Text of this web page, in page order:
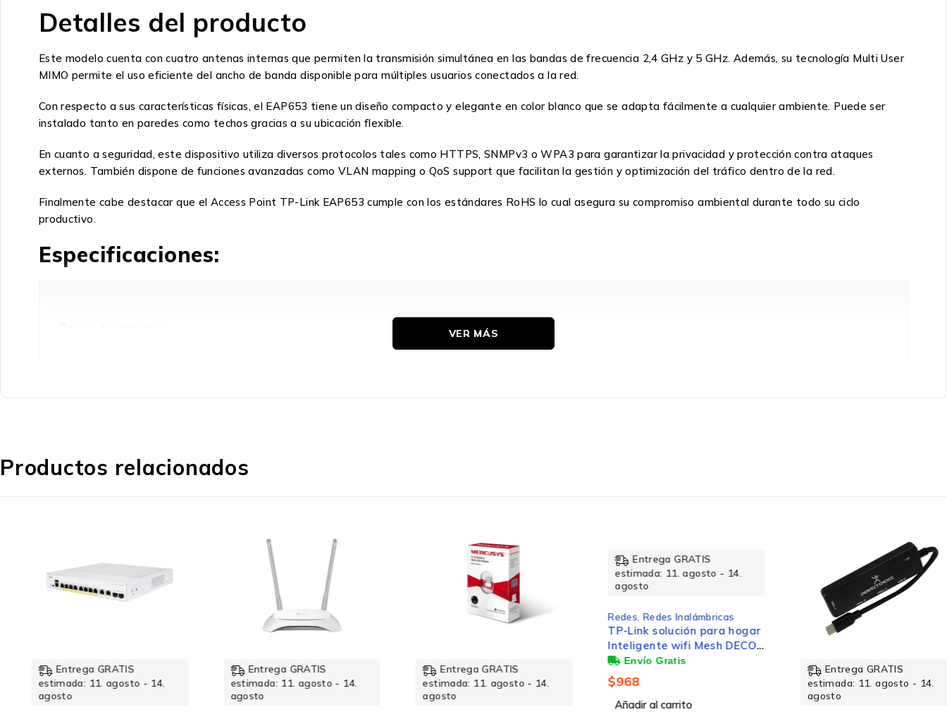
Detalles del producto
Este modelo cuenta con cuatro antenas internas que permiten la transmisión simultánea en las bandas de frecuencia 2,4 GHz y 5 GHz. Además, su tecnología Multi User
MIMO permite el uso eficiente del ancho de banda disponible para múltiples usuarios conectados a la red.
Con respecto a sus características físicas, el EAP653 tiene un diseño compacto y elegante en color blanco que se adapta fácilmente a cualquier ambiente. Puede ser
instalado tanto en paredes como techos gracias a su ubicación flexible.
En cuanto a seguridad, este dispositivo utiliza diversos protocolos tales como HTTPS, SNMPv3 o WPA3 para garantizar la privacidad y protección contra ataques
externos. También dispone de funciones avanzadas como VLAN mapping o QoS support que facilitan la gestión y optimización del tráfico dentro de la red.
Finalmente cabe destacar que el Access Point TP-Link EAP653 cumple con los estándares RoHS lo cual asegura su compromiso ambiental durante todo su ciclo
productivo.
Especificaciones:
Código de Sistema de Armonización (SA)
VER MÁS
Productos relacionados
Entrega GRATIS
estimada: 11. agosto - 14.
agosto
Entrega GRATIS
estimada: 11. agosto - 14.
agosto
Entrega GRATIS
estimada: 11. agosto - 14.
agosto
Entrega GRATIS
estimada: 11. agosto - 14.
agosto
Redes,Redes Inalámbricas
TP-Link solución para hogar
Inteligente wifi Mesh DECO
M4 de 1 pieza AC1200
968
Añadir al carrito
Entrega GRATIS
estimada: 11. agosto - 14.
agosto